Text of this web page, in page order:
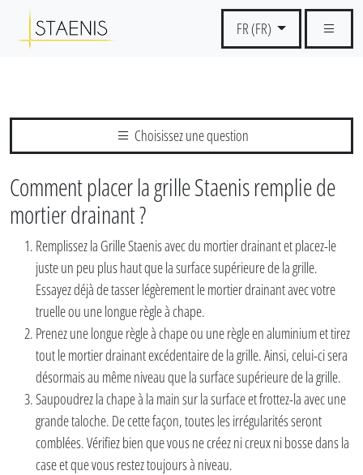
FR (FR)
Choisissez une question
Comment placer la grille Staenis remplie de
mortier drainant ?
Remplissez la Grille Staenis avec du mortier drainant et placez-le
juste un peu plus haut que la surface supérieure de la grille.
Essayez déjà de tasser légèrement le mortier drainant avec votre
truelle ou une longue règle à chape.
Prenez une longue règle à chape ou une règle en aluminium et tirez
tout le mortier drainant excédentaire de la grille. Ainsi, celui-ci sera
désormais au même niveau que la surface supérieure de la grille.
Saupoudrez la chape à la main sur la surface et frottez-la avec une
grande taloche. De cette façon, toutes les irrégularités seront
comblées. Vérifiez bien que vous ne créez ni creux ni bosse dans la
case et que vous restez toujours à niveau.